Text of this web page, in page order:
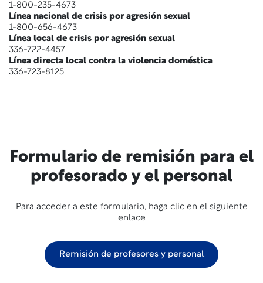
1-800-235-4673
Línea nacional de crisis por agresión sexual
1-800-656-4673
Línea local de crisis por agresión sexual
336-722-4457
Línea directa local contra la violencia doméstica
336-723-8125
Formulario de remisión para el
profesorado y el personal
Para acceder a este formulario, haga clic en el siguiente
enlace
Remisión de profesores y personal